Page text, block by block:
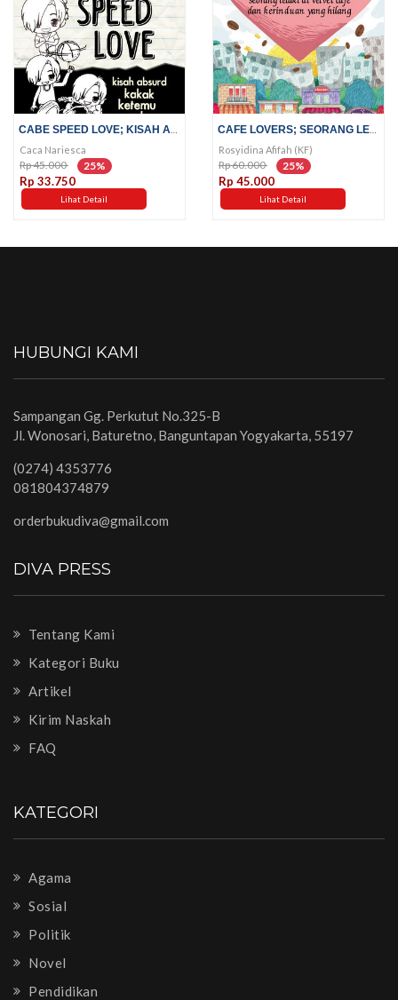
CABE SPEED LOVE; KISAH ABSURD...
Caca Nariesca
Rp 45.000 25%
Rp 33.750
Lihat Detail
CAFE LOVERS; SEORANG LELAKI DI...
Rosyidina Afifah (KF)
Rp 60.000 25%
Rp 45.000
Lihat Detail
HUBUNGI KAMI
Sampangan Gg. Perkutut No.325-B
Jl. Wonosari, Baturetno, Banguntapan Yogyakarta, 55197
(0274) 4353776
081804374879
orderbukudiva@gmail.com
DIVA PRESS
Tentang Kami
Kategori Buku
Artikel
Kirim Naskah
FAQ
KATEGORI
Agama
Sosial
Politik
Novel
Pendidikan